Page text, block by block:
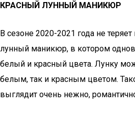
КРАСНЫЙ ЛУННЫЙ МАНИКЮР
В сезоне 2020-2021 года не
лунный маникюр, в котором
белый и красный цвета. Лунку
белым, так и красным цветом.
выглядит очень нежно,